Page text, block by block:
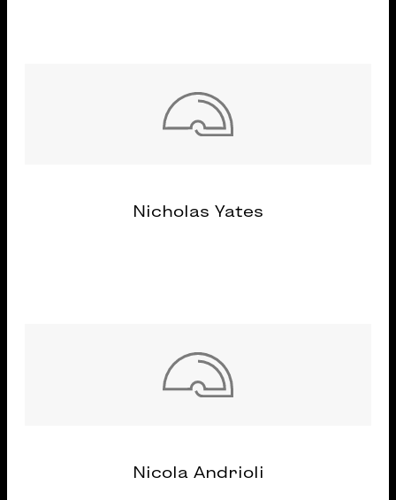
Nicholas Yates
Nicola Andrioli